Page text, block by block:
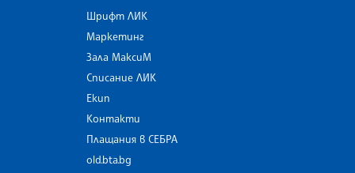
Шрифт ЛИК
Маркетинг
Зала МаксиМ
Списание ЛИК
Екип
Контакти
Плащания в СЕБРА
old.bta.bg